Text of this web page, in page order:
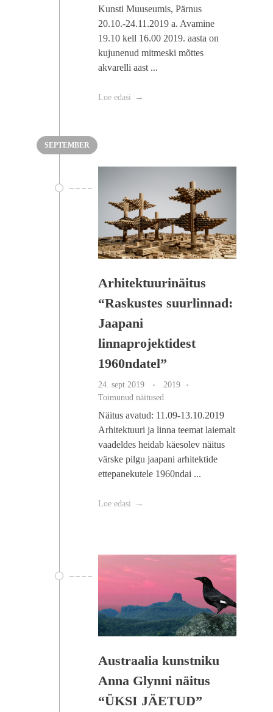
Kunsti Muuseumis, Pärnus
20.10.-24.11.2019 a. Avamine
19.10 kell 16.00 2019. aasta on
kujunenud mitmeski mõttes
akvarelli aast ...
Loe edasi
SEPTEMBER
Arhitektuurinäitus
“Raskustes suurlinnad:
Jaapani
linnaprojektidest
1960ndatel”
24. sept 2019
2019
Toimunud näitused
Näitus avatud: 11.09-13.10.2019
Arhitektuuri ja linna teemat laiemalt
vaadeldes heidab käesolev näitus
värske pilgu jaapani arhitektide
ettepanekutele 1960ndai ...
Loe edasi
Austraalia kunstniku
Anna Glynni näitus
“ÜKSI JÄETUD”